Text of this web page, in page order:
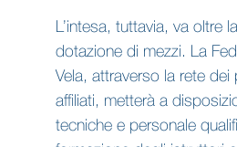
L’intesa, tuttavia, va oltre
dotazione di mezzi. La
Vela, attraverso la rete dei
affiliati, metterà a
tecniche e personale